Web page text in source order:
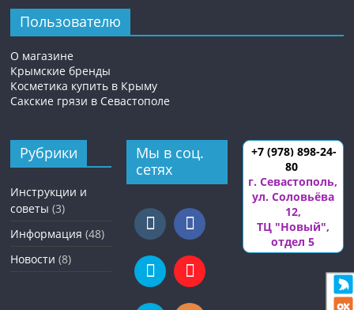
Пользователю
О магазине
Крымские бренды
Косметика купить в Крыму
Сакские грязи в Севастополе
Рубрики
Инструкции и
советы (3)
Информация (48)
Новости (8)
Мы в соц.
сетях
+7 (978) 898-24-
80
г. Севастополь,
ул. Соловьёва
12,
ТЦ "Новый",
отдел 5